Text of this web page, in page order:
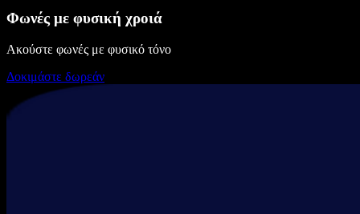
Φωνές με φυσική χροιά
Ακούστε φωνές με φυσικό τόνο
Δοκιμάστε δωρεάν